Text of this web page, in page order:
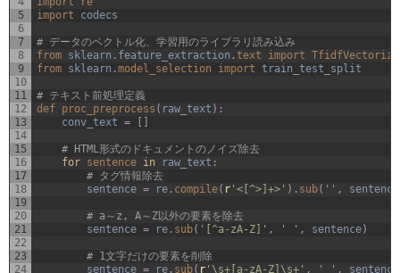
5
6
7
8
9
10
11
12
13
14
15
16
17
18
19
20
21
22
23
24
import codecs
# データのベクトル化、学習用のライブラリ読み込み
from sklearn . feature_extraction .text import
from sklearn .model_selection import train_test_split
# テキスト前処理定義
def proc_preprocess ( raw_text ) :
conv_text =
# HTML形式のドキュメントのノイズ除去
for sentence in raw_text :
# タグ情報除去
sentence = re . compile( r '<[^>]+>' ) . sub( '' , sentence
# a～z, A～Z以外の要素を除去
sentence = re . sub( '[^a-zA-Z]' , ' ' , sentence)
# 1文字だけの要素を削除
sentence = re . sub( r '\s+[a-zA-Z]\s+' , ' ' , sentence